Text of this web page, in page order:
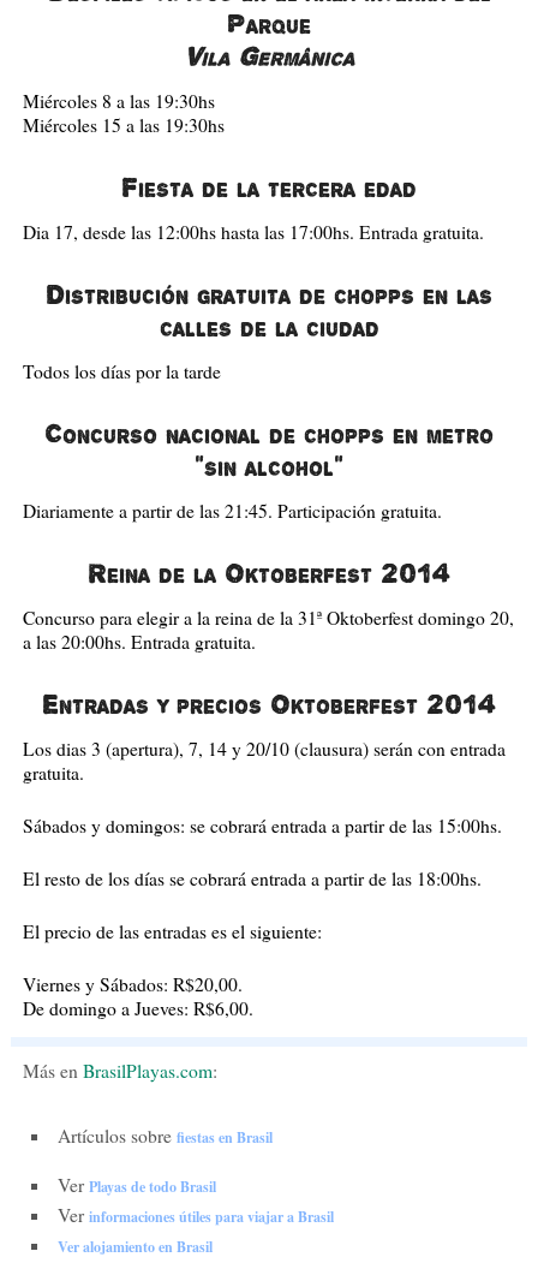
Parque
Vila Germânica
Miércoles 8 a las 19:30hs
Miércoles 15 a las 19:30hs
Fiesta de la tercera edad
Dia 17, desde las 12:00hs hasta las 17:00hs. Entrada gratuita.
Distribución gratuita de chopps en las
calles de la ciudad
Todos los días por la tarde
Concurso nacional de chopps en metro
"sin alcohol"
Diariamente a partir de las 21:45. Participación gratuita.
Reina de la Oktoberfest 2014
Concurso para elegir a la reina de la 31ª Oktoberfest domingo 20,
a las 20:00hs. Entrada gratuita.
Entradas y precios Oktoberfest 2014
Los dias 3 (apertura), 7, 14 y 20/10 (clausura) serán con entrada
gratuita.
Sábados y domingos: se cobrará entrada a partir de las 15:00hs.
El resto de los días se cobrará entrada a partir de las 18:00hs.
El precio de las entradas es el siguiente:
Viernes y Sábados: R$20,00.
De domingo a Jueves: R$6,00.
Más en BrasilPlayas.com:
Artículos sobre fiestas en Brasil
Ver Playas de todo Brasil
Ver informaciones útiles para viajar a Brasil
Ver alojamiento en Brasil